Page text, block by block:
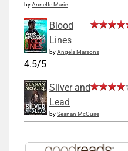
byAnnette Marie
Blood
Lines
byAngela Marsons
4.5/5
Silver and
Lead
bySeanan McGuire